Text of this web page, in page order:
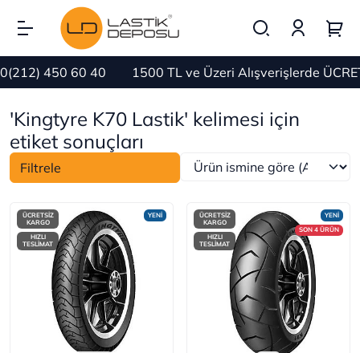
450 60 40 1500 TL ve Üzeri Alışverişlerde ÜCRETSİZ
'Kingtyre K70 Lastik' kelimesi için
etiket sonuçları
Filtrele
YENİ
ÜCRETSİZ
KARGO
HIZLI
TESLİMAT
YENİ
SON 4 ÜRÜN
ÜCRETSİZ
KARGO
HIZLI
TESLİMAT